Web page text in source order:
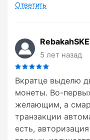
Ответить
5 лет назад
Вкратце выделю
монеты. Во-
желающим, а
транзакции
есть,